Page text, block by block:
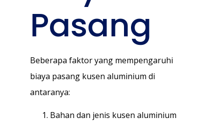
Pasang
Beberapa faktor yang mempengaruhi
biaya pasang kusen aluminium di
antaranya:
Bahan dan jenis kusen aluminium